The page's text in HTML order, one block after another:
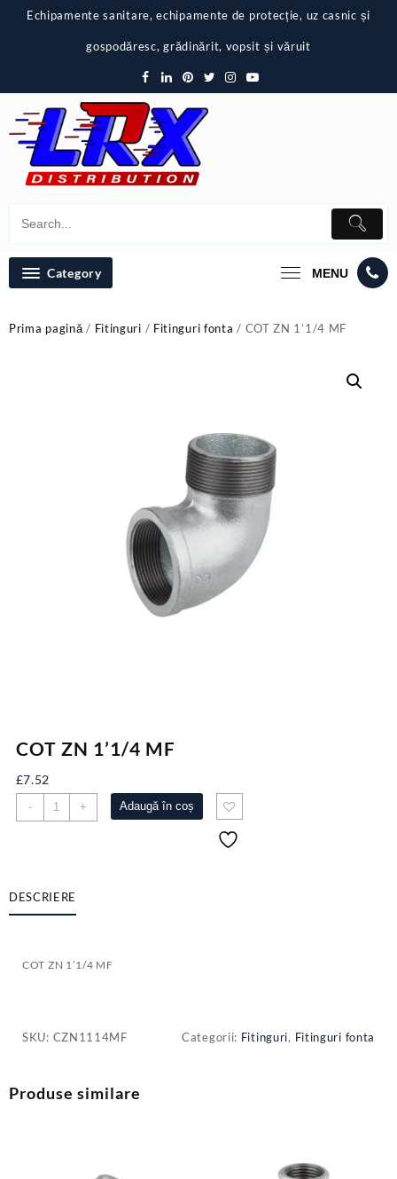
Echipamente sanitare, echipamente de protecție, uz casnic și
gospodăresc, grădinărit, vopsit și văruit
Category MENU
Prima pagină/ Fitinguri / Fitinguri fonta / COT ZN 1’1/4 MF
COT ZN 1’1/4 MF
£7.52
-
Cantitate
COT
+ Adaugă în coș
DESCRIERE
COT ZN 1’1/4 MF
SKU: CZN1114MF Categorii: Fitinguri, Fitinguri fonta
Produse similare